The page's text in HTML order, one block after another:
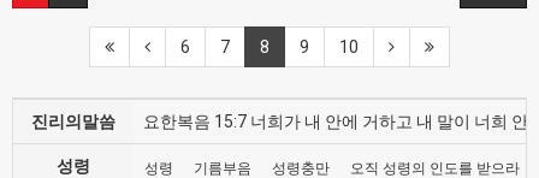
6 7 8 9 10
진리의말씀 요한복음 15:7 너희가 내 안에 거하고 내 말이 너희
성령 성령 기름부음 성령충만 오직 성령의 인도를 받으라